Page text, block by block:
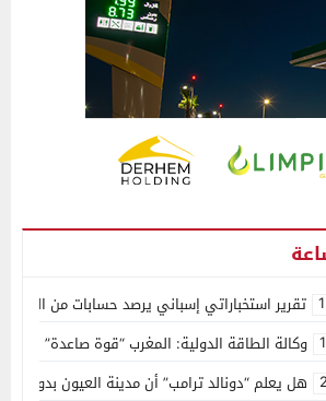
تقرير استخباراتي إسباني يرصد حسابات من الجزائر وأرقاما بـ”213+” ضمن حملة رقمية منظمة حرّضت
وكالة الطاقة الدولية: المغرب “قوة صاعدة” في
هل يعلم “دونالد ترامب” أن مدينة العيون بدون ماء؟